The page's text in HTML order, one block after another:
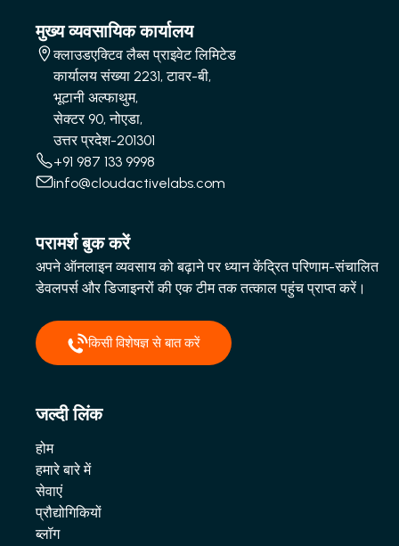
मुख्य व्यवसायिक कार्यालय
क्लाउडएक्टिव लैब्स प्राइवेट लिमिटेड
कार्यालय संख्या 2231, टावर-बी,
भूटानी अल्फाथुम,
सेक्टर 90, नोएडा,
उत्तर प्रदेश-201301
+91 987 133 9998
info@cloudactivelabs.com
परामर्श बुक करें
अपने ऑनलाइन व्यवसाय को बढ़ाने पर ध्यान केंद्रित परिणाम-संचालित
डेवलपर्स और डिजाइनरों की एक टीम तक तत्काल पहुंच प्राप्त करें।
किसी विशेषज्ञ से बात करें
जल्दी लिंक
होम
हमारे बारे में
सेवाएं
प्रौद्योगिकियों
ब्लॉग